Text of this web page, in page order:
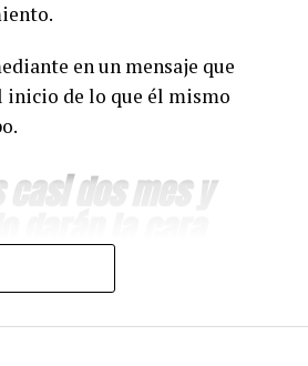
en un mensaje que
inicio de lo que él mismo
casi dos mes y
se